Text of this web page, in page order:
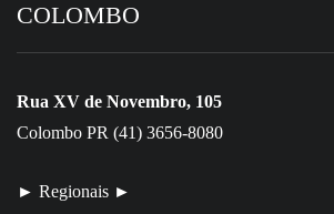
COLOMBO
Rua XV de Novembro, 105
Colombo PR (41) 3656-8080
► Regionais ►